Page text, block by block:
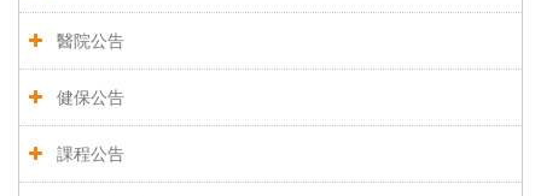
醫院公告
健保公告
課程公告